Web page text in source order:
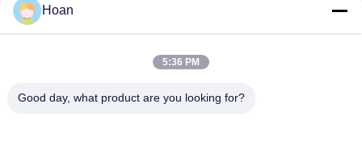
Hoan
5:36 PM
Good day, what product are you looking for?